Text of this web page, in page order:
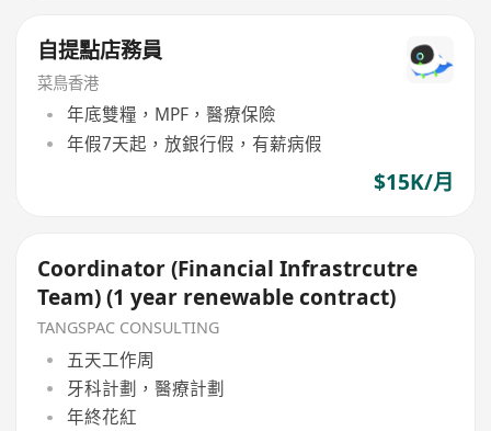
自提點店務員
菜鳥香港
年底雙糧，MPF，醫療保險
年假7天起，放銀行假，有薪病假
$15K/月
Coordinator (Financial Infrastrcutre
Team) (1 year renewable contract)
TANGSPAC CONSULTING
五天工作周
牙科計劃，醫療計劃
年終花紅